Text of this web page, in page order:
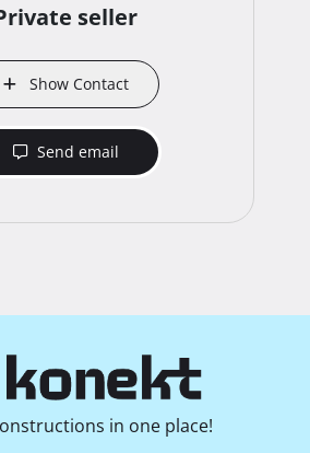
seller
Show Contact
Send email
in one place!